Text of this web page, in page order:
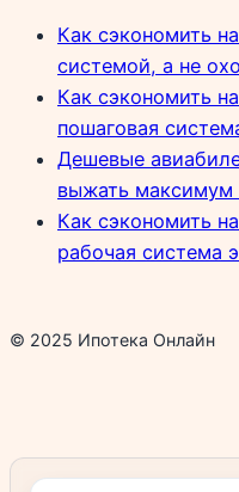
Как сэкономить
системой, а не
Как сэкономить
пошаговая
Дешевые
выжать максимум
Как сэкономить
рабочая система
© 2025 Ипотека Онлайн